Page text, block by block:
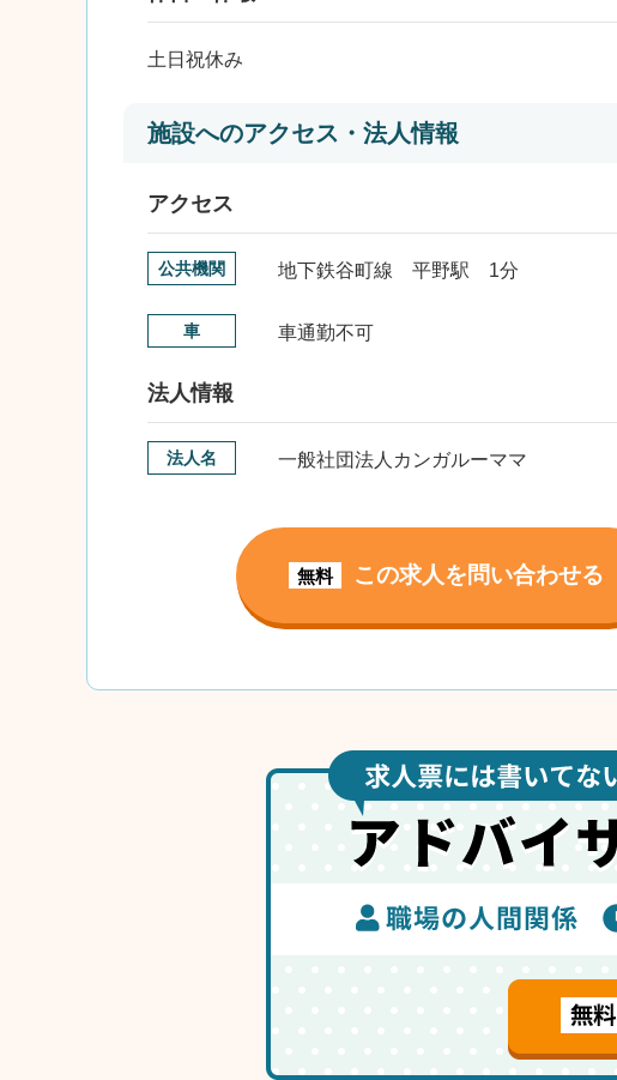
土日祝休み
施設へのアクセス・法人情報
アクセス
公共機関 地下鉄谷町線 平野駅 1分
車 車通勤不可
法人情報
法人名 一般社団法人カンガルーママ
無料 この求人を問い合わせる